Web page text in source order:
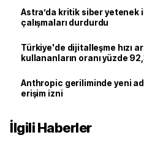
Astra’da kritik siber yetenek
çalışmaları durdurdu
Türkiye'de dijitalleşme hızı
kullananların oranı yüzde
Anthropic geriliminde yeni
erişim izni
İlgili Haberler